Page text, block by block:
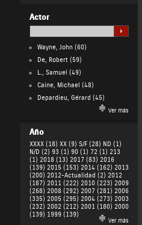
Actor
Wayne, John(60)
De, Robert(59)
L., Samuel (49)
Caine, Michael (48)
Depardieu, Gérard (45)
Ver más
Año
XXXX (18) XX (9) S/F (28) ND (1)
N/D (2) 93 (1) 90 (1) 72 (1) 213
(1) 2018 (13) 2017 (83) 2016
(139) 2015 (153) 2014 (162) 2013
(200) 2012-Actualidad (2) 2012
(187) 2011 (222) 2010 (223) 2009
(268) 2008 (292) 2007 (281) 2006
(335) 2005 (295) 2004 (273) 2003
(232) 2002 (212) 2001 (180) 2000
(139) 1999 (139)
Ver más